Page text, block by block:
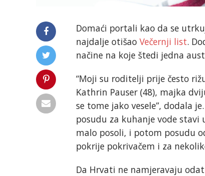
Domaći portali kao da se
najdalje otišao Večernji list.
načine na koje štedi jedna
“Moji su roditelji prije često
Kathrin Pauser (48), majka
se tome jako vesele”, dodala
posudu za kuhanje vode stavi
malo posoli, i potom posudu
pokrije pokrivačem i za
Da Hrvati ne namjeravaju